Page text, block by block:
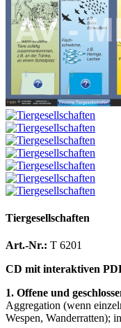
Tiergesellschaften
Art.-Nr.: T 6201
CD mit interaktiven
1. Offene und
Aggregation (wenn
Wespen, Wanderratten);